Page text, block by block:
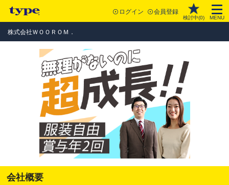
ログイン 会員登録
検討中(0) MENU
株式会社ＷＯＯＲＯＭ．
会社概要